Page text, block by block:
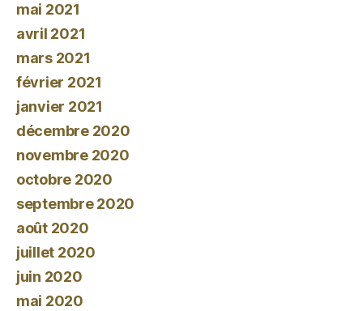
mai 2021
avril 2021
mars 2021
février 2021
janvier 2021
décembre 2020
novembre 2020
octobre 2020
septembre 2020
août 2020
juillet 2020
juin 2020
mai 2020